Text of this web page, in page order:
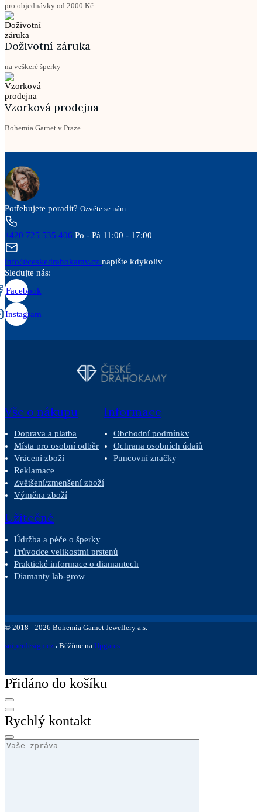
pro objednávky od 2000 Kč
Doživotní záruka
na veškeré šperky
Vzorková prodejna
Bohemia Garnet v Praze
Potřebujete poradit? Ozvěte se nám
+420 725 535 406 Po - Pá 11:00 - 17:00
info@ceskedrahokamy.cz napište kdykoliv
Sledujte nás:
Facebook
Instagram
Vše o nákupu
Doprava a platba
Místa pro osobní odběr
Vrácení zboží
Reklamace
Zvětšení/zmenšení zboží
Výměna zboží
Informace
Obchodní podmínky
Ochrana osobních údajů
Puncovní značky
Užitečné
Údržba a péče o šperky
Průvodce velikostmi prstenů
Praktické informace o diamantech
Diamanty lab-grow
© 2018 - 2026 Bohemia Garnet Jewellery a.s.
sniperdesign.cz Běžíme na Upgates
Přidáno do košíku
Rychlý kontakt